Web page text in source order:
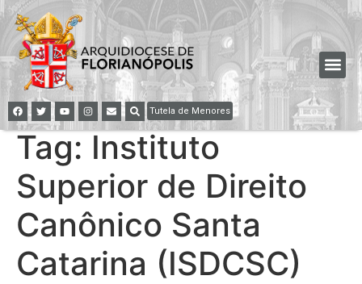
Tutela de Menores
Tag: Instituto
Superior de Direito
Canônico Santa
Catarina (ISDCSC)